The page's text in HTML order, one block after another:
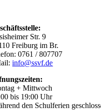
Str. 9
Freiburg im Br.
0761 / 807707
info@ssvf.de
+ Mittwoch
bis 19:00 Uhr
den Schulferien